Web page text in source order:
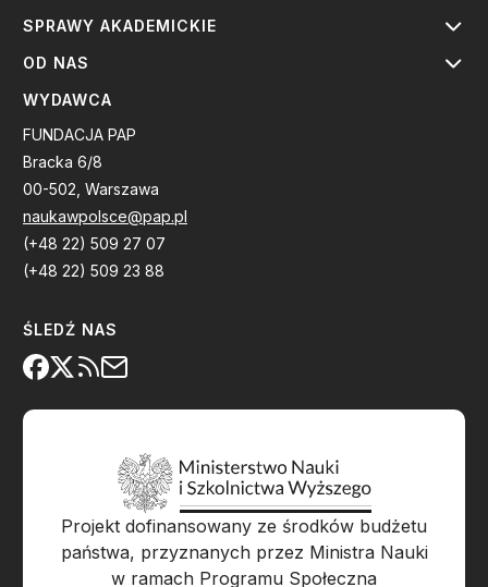
SPRAWY AKADEMICKIE
OD NAS
WYDAWCA
FUNDACJA PAP
Bracka 6/8
00-502, Warszawa
naukawpolsce@pap.pl
(+48 22) 509 27 07
(+48 22) 509 23 88
ŚLEDŹ NAS
Projekt dofinansowany ze środków budżetu
państwa, przyznanych przez Ministra Nauki
w ramach Programu Społeczna